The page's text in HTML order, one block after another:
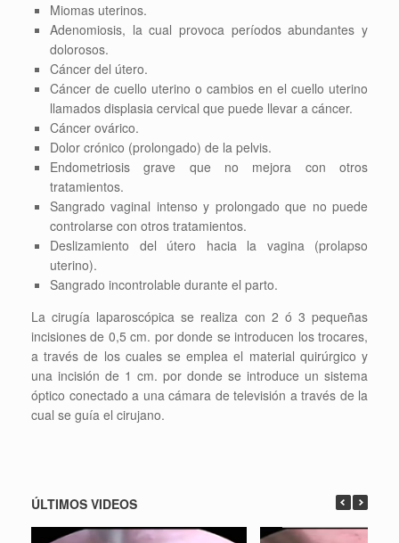
Miomas uterinos.
Adenomiosis, la cual provoca períodos abundantes y
dolorosos.
Cáncer del útero.
Cáncer de cuello uterino o cambios en el cuello uterino
llamados displasia cervical que puede llevar a cáncer.
Cáncer ovárico.
Dolor crónico (prolongado) de la pelvis.
Endometriosis grave que no mejora con otros
tratamientos.
Sangrado vaginal intenso y prolongado que no puede
controlarse con otros tratamientos.
Deslizamiento del útero hacia la vagina (prolapso
uterino).
Sangrado incontrolable durante el parto.
La cirugía laparoscópica se realiza con 2 ó 3 pequeñas
incisiones de 0,5 cm. por donde se introducen los trocares,
a través de los cuales se emplea el material quirúrgico y
una incisión de 1 cm. por donde se introduce un sistema
óptico conectado a una cámara de televisión a través de la
cual se guía el cirujano.
ÚLTIMOS VIDEOS